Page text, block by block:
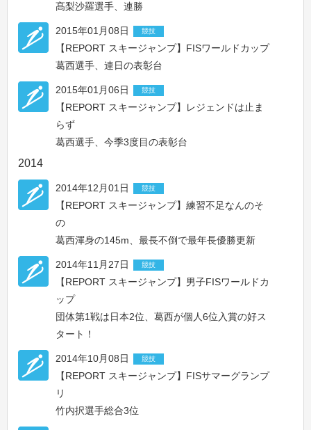
髙梨沙羅選手、連勝
2015年01月08日 競技
【REPORT スキージャンプ】FISワールドカップ
葛西選手、連日の表彰台
2015年01月06日 競技
【REPORT スキージャンプ】レジェンドは止ま
らず
葛西選手、今季3度目の表彰台
2014
2014年12月01日 競技
【REPORT スキージャンプ】練習不足なんのそ
の
葛西渾身の145m、最長不倒で最年長優勝更新
2014年11月27日 競技
【REPORT スキージャンプ】男子FISワールドカ
ップ
団体第1戦は日本2位、葛西が個人6位入賞の好ス
タート！
2014年10月08日 競技
【REPORT スキージャンプ】FISサマーグランプ
リ
竹内択選手総合3位